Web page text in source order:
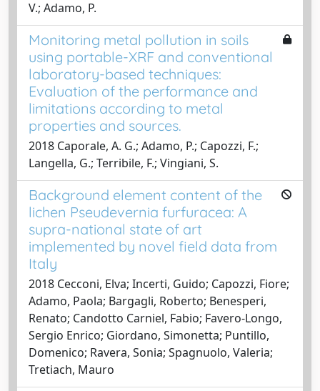
V.; Adamo, P.
Monitoring metal pollution in soils
using portable-XRF and conventional
laboratory-based techniques:
Evaluation of the performance and
limitations according to metal
properties and sources.
2018 Caporale, A. G.; Adamo, P.; Capozzi, F.;
Langella, G.; Terribile, F.; Vingiani, S.
Background element content of the
lichen Pseudevernia furfuracea: A
supra-national state of art
implemented by novel field data from
Italy
2018 Cecconi, Elva; Incerti, Guido; Capozzi, Fiore;
Adamo, Paola; Bargagli, Roberto; Benesperi,
Renato; Candotto Carniel, Fabio; Favero-Longo,
Sergio Enrico; Giordano, Simonetta; Puntillo,
Domenico; Ravera, Sonia; Spagnuolo, Valeria;
Tretiach, Mauro